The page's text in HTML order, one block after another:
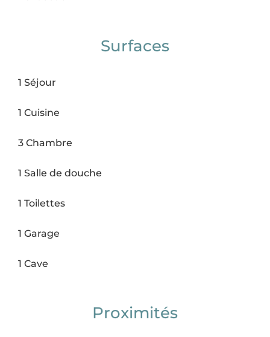
Surfaces
1 Séjour
1 Cuisine
3 Chambre
1 Salle de douche
1 Toilettes
1 Garage
1 Cave
Proximités